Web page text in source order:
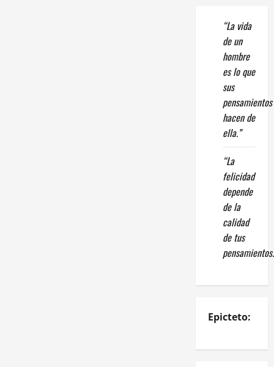
“La vida
de un
hombre
es lo que
sus
pensamientos
hacen de
ella.”
“La
felicidad
depende
de la
calidad
de tus
Epicteto: